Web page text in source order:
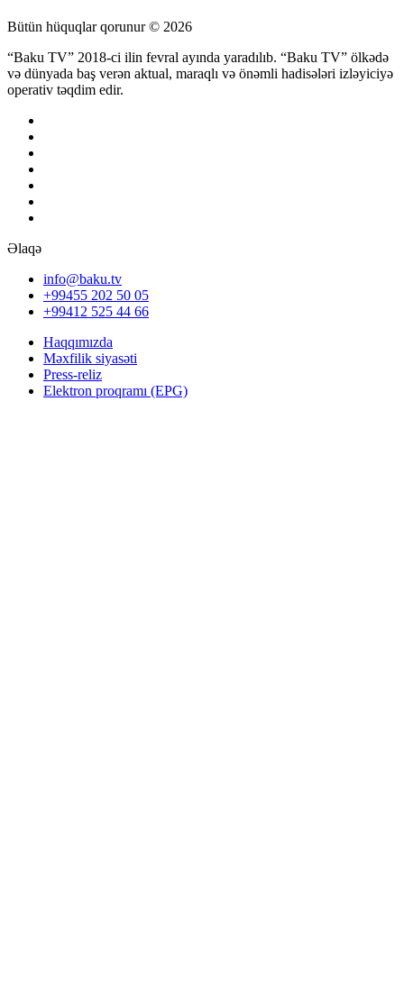
Bütün hüquqlar qorunur © 2026
“Baku TV” 2018-ci ilin fevral ayında yaradılıb. “Baku TV” ölkədə
və dünyada baş verən aktual, maraqlı və önəmli hadisələri izləyiciyə
operativ təqdim edir.
Əlaqə
info@baku.tv
+99455 202 50 05
+99412 525 44 66
Haqqımızda
Məxfilik siyasəti
Press-reliz
Elektron proqramı (EPG)